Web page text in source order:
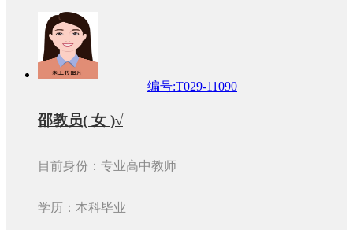
编号:T029-11090
邵教员( 女 )√
目前身份：专业高中教师
学历：本科毕业